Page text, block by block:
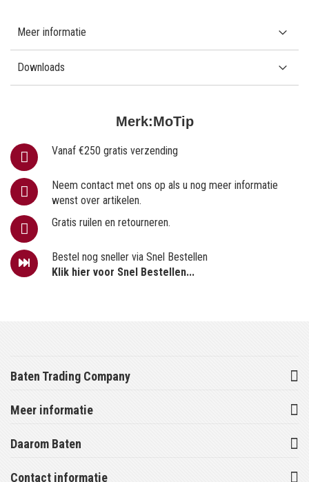
Merk:MoTip
Vanaf €250 gratis verzending
Neem contact met ons op als u nog meer informatie
wenst over artikelen.
Gratis ruilen en retourneren.
Bestel nog sneller via Snel Bestellen
Klik hier voor Snel Bestellen...
Meer informatie
Downloads
Baten Trading Company
Meer informatie
Daarom Baten
Contact informatie